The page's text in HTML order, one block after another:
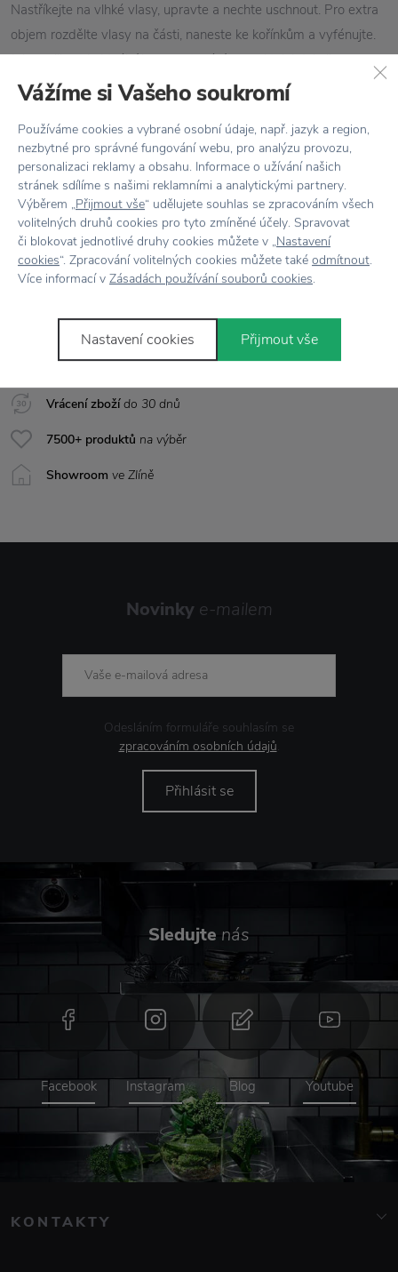
Vše skladem, odesíláme ihned
Vrácení zbožído 30 dnů
7500+ produktů na výběr
Showroom ve Zlíně
Nastříkejte na vlhké vlasy, upravte a nechte uschnout. Pro extra
objem rozdělte vlasy na části, naneste ke kořínkům a vyfénujte.
Jeho velikost je ideální i pro cestování a vy si tak kdykoliv
jednoduše vytvoříte dokonalý letní účes.
Šampony a kondicionéry Meraki
Vlastnosti
Kód produktu 309770301
Objem 150 ml
Novinky e-mailem
Odesláním formuláře souhlasím se
zpracováním osobních údajů.
Přihlásit se
Sledujte nás
Facebook Instagram Blog Youtube
KONTAKTY
Vážíme si Vašeho soukromí
Používáme cookies a vybrané osobní údaje, např. jazyk a region,
nezbytné pro správné fungování webu, pro analýzu provozu,
personalizaci reklamy a obsahu. Informace o užívání našich
stránek sdílíme s našimi reklamními a analytickými partnery.
Výběrem „Přijmout vše“ udělujete souhlas se zpracováním všech
volitelných druhů cookies pro tyto zmíněné účely. Spravovat
či blokovat jednotlivé druhy cookies můžete v „Nastavení
cookies“. Zpracování volitelných cookies můžete také odmítnout.
Více informací v Zásadách používání souborů cookies.
Nastavení cookies Přijmout vše